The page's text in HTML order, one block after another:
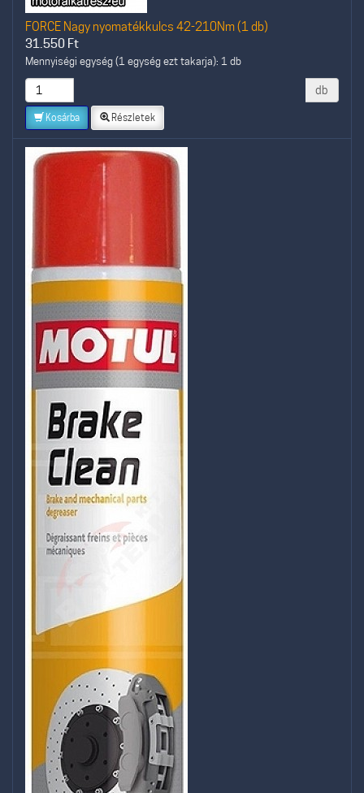
FORCE Nagy nyomatékkulcs 42-210Nm (1 db)
31.550 Ft
Mennyiségi egység (1 egység ezt takarja): 1 db
db
Kosárba Részletek